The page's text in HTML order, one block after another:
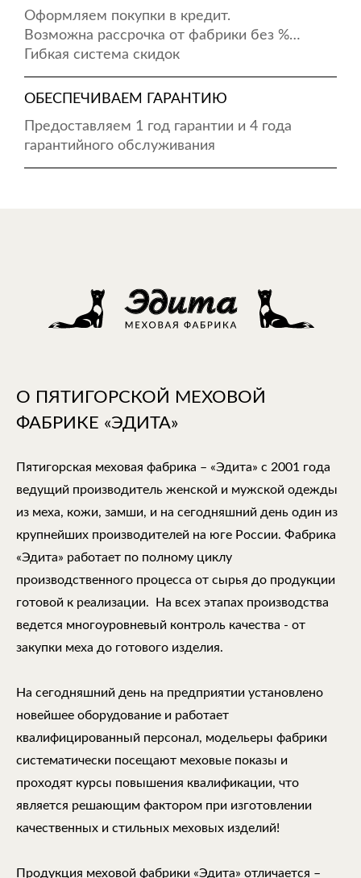
Оформляем покупки в кредит.
Возможна рассрочка от фабрики без %…
Гибкая система скидок
ОБЕСПЕЧИВАЕМ ГАРАНТИЮ
Предоставляем 1 год гарантии и 4 года
гарантийного обслуживания
О ПЯТИГОРСКОЙ МЕХОВОЙ
ФАБРИКЕ «ЭДИТА»
Пятигорская меховая фабрика – «Эдита» с 2001 года
ведущий производитель женской и мужской одежды
из меха, кожи, замши, и на сегодняшний день один из
крупнейших производителей на юге России. Фабрика
«Эдита» работает по полному циклу
производственного процесса от сырья до продукции
готовой к реализации. На всех этапах производства
ведется многоуровневый контроль качества - от
закупки меха до готового изделия.
На сегодняшний день на предприятии установлено
новейшее оборудование и работает
квалифицированный персонал, модельеры фабрики
систематически посещают меховые показы и
проходят курсы повышения квалификации, что
является решающим фактором при изготовлении
качественных и стильных меховых изделий!
Продукция меховой фабрики «Эдита» отличается –